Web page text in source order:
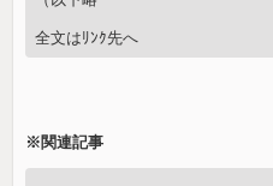
全文はﾘﾝｸ先へ
※関連記事